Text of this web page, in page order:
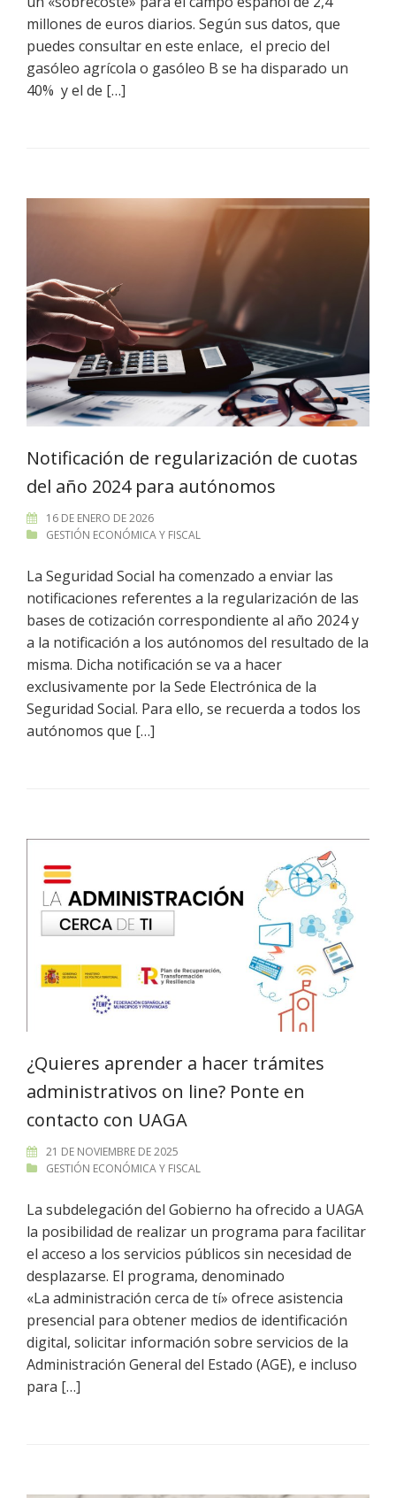
millones de euros diarios. Según sus datos, que
puedes consultar en este enlace, el precio del
gasóleo agrícola o gasóleo B se ha disparado un
40% y el de […]
Notificación de regularización de cuotas
del año 2024 para autónomos
16 DE ENERO DE 2026
GESTIÓN ECONÓMICA Y FISCAL
La Seguridad Social ha comenzado a enviar las
notificaciones referentes a la regularización de las
bases de cotización correspondiente al año 2024 y
a la notificación a los autónomos del resultado de la
misma. Dicha notificación se va a hacer
exclusivamente por la Sede Electrónica de la
Seguridad Social. Para ello, se recuerda a todos los
autónomos que […]
¿Quieres aprender a hacer trámites
administrativos on line? Ponte en
contacto con UAGA
21 DE NOVIEMBRE DE 2025
GESTIÓN ECONÓMICA Y FISCAL
La subdelegación del Gobierno ha ofrecido a UAGA
la posibilidad de realizar un programa para facilitar
el acceso a los servicios públicos sin necesidad de
desplazarse. El programa, denominado
«La administración cerca de tí» ofrece asistencia
presencial para obtener medios de identificación
digital, solicitar información sobre servicios de la
Administración General del Estado (AGE), e incluso
para […]